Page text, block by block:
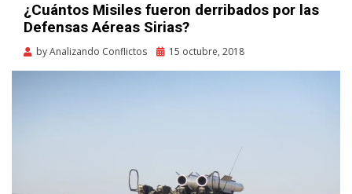
¿Cuántos Misiles fueron derribados por las
Defensas Aéreas Sirias?
byAnalizando Conflictos
Posted
15 octubre, 2018